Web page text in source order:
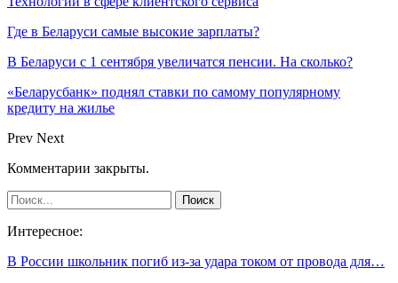
Где в Беларуси самые высокие зарплаты?
В Беларуси с 1 сентября увеличатся пенсии. На сколько?
«Беларусбанк» поднял ставки по самому популярному
кредиту на жилье
Prev Next
Комментарии закрыты.
Интересное:
В России школьник погиб из-за удара током от провода для…